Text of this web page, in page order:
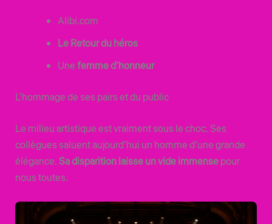
Alibi.com
Le Retour du héros
Unefemme d’honneur
L’hommage de ses pairs et du public
Le milieu artistique est vraiment sous le choc. Ses
collègues saluent aujourd’hui un homme d’une grande
élégance.Sa disparition laisse un vide immensepour
nous toutes.